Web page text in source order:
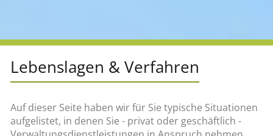
Lebenslagen & Verfahren
Auf dieser Seite haben wir für Sie typische Situationen
aufgelistet, in denen Sie - privat oder geschäftlich -